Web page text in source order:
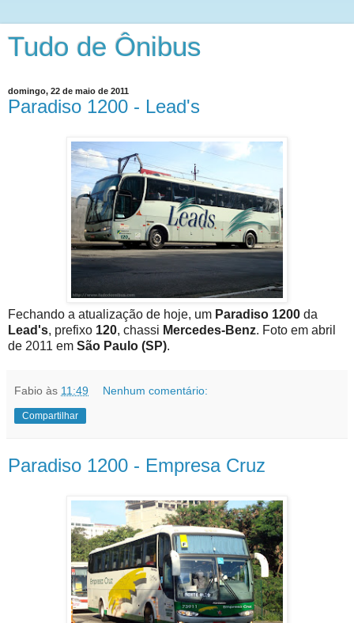
Tudo de Ônibus
domingo, 22 de maio de 2011
Paradiso 1200 - Lead's
Fechando a atualização de hoje, um Paradiso 1200 da
Lead's, prefixo 120, chassi Mercedes-Benz. Foto em abril
de 2011 em São Paulo (SP).
Fabio às 11:49 Nenhum comentário:
Compartilhar
Paradiso 1200 - Empresa Cruz